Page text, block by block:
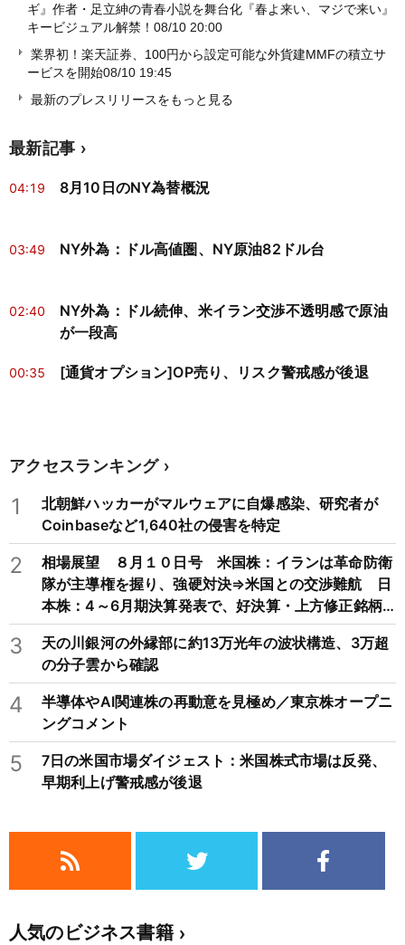
ギ』作者・足立紳の青春小説を舞台化『春よ来い、マジで来い』
キービジュアル解禁！ 08/10 20:00
業界初！楽天証券、100円から設定可能な外貨建MMFの積立サ
ービスを開始08/10 19:45
最新のプレスリリースをもっと見る
最新記事
04:19 8月10日のNY為替概況
03:49 NY外為：ドル高値圏、NY原油82ドル台
02:40
NY外為：ドル続伸、米イラン交渉不透明感で原油
が一段高
00:35 [通貨オプション]OP売り、リスク警戒感が後退
アクセスランキング
1
北朝鮮ハッカーがマルウェアに自爆感染、研究者が
Coinbaseなど1,640社の侵害を特定
2
相場展望 ８月１０日号 米国株：イランは革命防衛
隊が主導権を握り、強硬対決⇒米国との交渉難航 日
本株：4～6月期決算発表で、好決算・上方修正銘柄
が軒並み買われる展開
3
天の川銀河の外縁部に約13万光年の波状構造、3万超
の分子雲から確認
4
半導体やAI関連株の再動意を見極め／東京株オープニ
ングコメント
5
7日の米国市場ダイジェスト：米国株式市場は反発、
早期利上げ警戒感が後退
人気のビジネス書籍